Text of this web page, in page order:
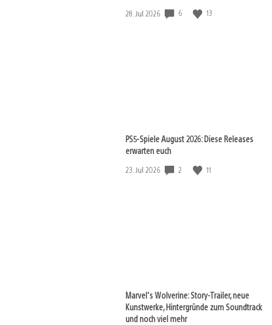
Veröffentlichungsdatum:
28. Jul 2026 6 13
PS5-Spiele August 2026: Diese Releases
erwarten euch
Veröffentlichungsdatum:
23. Jul 2026 2 11
Marvel‘s Wolverine: Story-Trailer, neue
Kunstwerke, Hintergründe zum Soundtrack
und noch viel mehr